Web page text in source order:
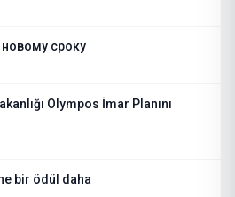
новому сроку
Olympos İmar Planını
bir ödül daha